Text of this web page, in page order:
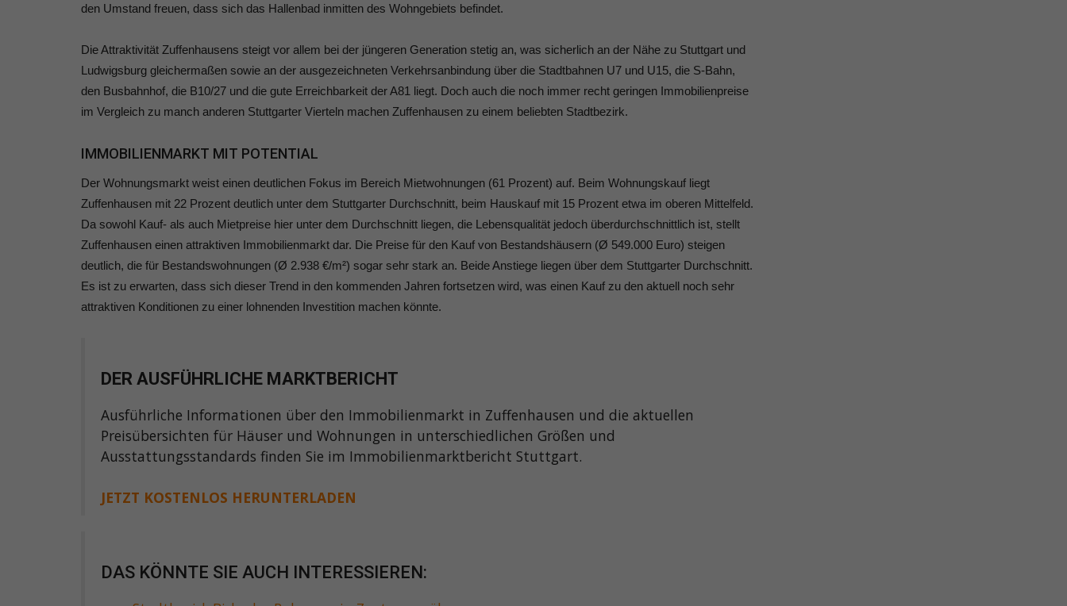
den Umstand freuen, dass sich das Hallenbad inmitten des Wohngebiets befindet.
Die Attraktivität Zuffenhausens steigt vor allem bei der jüngeren Generation stetig an, was sicherlich an der Nähe zu Stuttgart und
Ludwigsburg gleichermaßen sowie an der ausgezeichneten Verkehrsanbindung über die Stadtbahnen U7 und U15, die S-Bahn,
den Busbahnhof, die B10/27 und die gute Erreichbarkeit der A81 liegt. Doch auch die noch immer recht geringen Immobilienpreise
im Vergleich zu manch anderen Stuttgarter Vierteln machen Zuffenhausen zu einem beliebten Stadtbezirk.
IMMOBILIENMARKT MIT POTENTIAL
Der Wohnungsmarkt weist einen deutlichen Fokus im Bereich Mietwohnungen (61 Prozent) auf. Beim Wohnungskauf liegt
Zuffenhausen mit 22 Prozent deutlich unter dem Stuttgarter Durchschnitt, beim Hauskauf mit 15 Prozent etwa im oberen Mittelfeld.
Da sowohl Kauf- als auch Mietpreise hier unter dem Durchschnitt liegen, die Lebensqualität jedoch überdurchschnittlich ist, stellt
Zuffenhausen einen attraktiven Immobilienmarkt dar. Die Preise für den Kauf von Bestandshäusern (Ø 549.000 Euro) steigen
deutlich, die für Bestandswohnungen (Ø 2.938 €/m²) sogar sehr stark an. Beide Anstiege liegen über dem Stuttgarter Durchschnitt.
Es ist zu erwarten, dass sich dieser Trend in den kommenden Jahren fortsetzen wird, was einen Kauf zu den aktuell noch sehr
attraktiven Konditionen zu einer lohnenden Investition machen könnte.
DER AUSFÜHRLICHE MARKTBERICHT
Ausführliche Informationen über den Immobilienmarkt in Zuffenhausen und die aktuellen
Preisübersichten für Häuser und Wohnungen in unterschiedlichen Größen und
Ausstattungsstandards finden Sie im Immobilienmarktbericht Stuttgart.
JETZT KOSTENLOS HERUNTERLADEN
DAS KÖNNTE SIE AUCH INTERESSIEREN: